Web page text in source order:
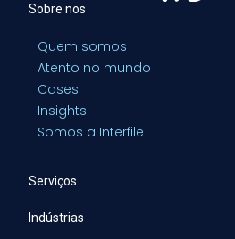
Sobre nos
Quem somos
Atento no mundo
Cases
Insights
Somos a Interfile
Serviços
Indústrias